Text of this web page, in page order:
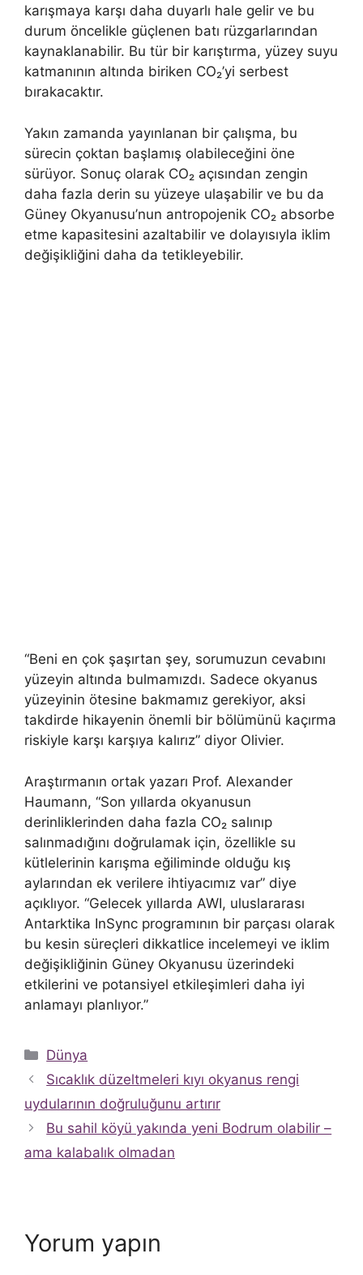
karışmaya karşı daha duyarlı hale gelir ve bu
durum öncelikle güçlenen batı rüzgarlarından
kaynaklanabilir. Bu tür bir karıştırma, yüzey suyu
katmanının altında biriken CO₂’yi serbest
bırakacaktır.
Yakın zamanda yayınlanan bir çalışma, bu
sürecin çoktan başlamış olabileceğini öne
sürüyor. Sonuç olarak CO₂ açısından zengin
daha fazla derin su yüzeye ulaşabilir ve bu da
Güney Okyanusu’nun antropojenik CO₂ absorbe
etme kapasitesini azaltabilir ve dolayısıyla iklim
değişikliğini daha da tetikleyebilir.
“Beni en çok şaşırtan şey, sorumuzun cevabını
yüzeyin altında bulmamızdı. Sadece okyanus
yüzeyinin ötesine bakmamız gerekiyor, aksi
takdirde hikayenin önemli bir bölümünü kaçırma
riskiyle karşı karşıya kalırız” diyor Olivier.
Araştırmanın ortak yazarı Prof. Alexander
Haumann, “Son yıllarda okyanusun
derinliklerinden daha fazla CO₂ salınıp
salınmadığını doğrulamak için, özellikle su
kütlelerinin karışma eğiliminde olduğu kış
aylarından ek verilere ihtiyacımız var” diye
açıklıyor. “Gelecek yıllarda AWI, uluslararası
Antarktika InSync programının bir parçası olarak
bu kesin süreçleri dikkatlice incelemeyi ve iklim
değişikliğinin Güney Okyanusu üzerindeki
etkilerini ve potansiyel etkileşimleri daha iyi
anlamayı planlıyor.”
Kategoriler
Dünya
Sıcaklık düzeltmeleri kıyı okyanus rengi
uydularının doğruluğunu artırır
Bu sahil köyü yakında yeni Bodrum olabilir –
ama kalabalık olmadan
Yorum yapın